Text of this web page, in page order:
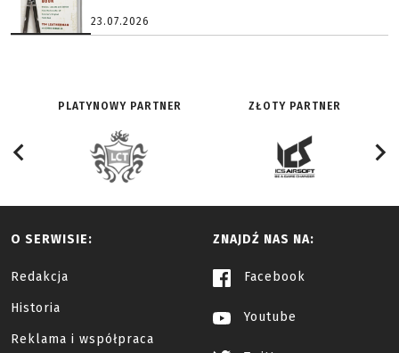
23.07.2026
PLATYNOWY PARTNER ZŁOTY PARTNER
O SERWISIE:
Redakcja
Historia
Reklama i współpraca
ZNAJDŹ NAS NA:
Facebook
Youtube